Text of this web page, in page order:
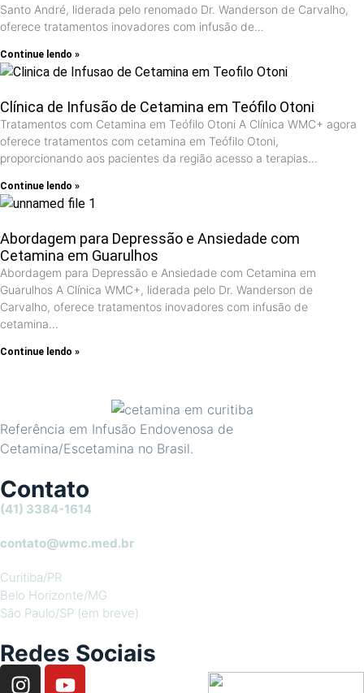
Santo André, liderada pelo renomado Dr. Wanderson de Carvalho,
oferece tratamentos inovadores com infusão de…
Continue lendo »
Clínica de Infusão de Cetamina em Teófilo Otoni
Tratamentos com Cetamina em Teófilo Otoni A Clínica WMC+ agora
oferece tratamentos com cetamina em Teófilo Otoni,
proporcionando aos pacientes da região acesso a terapias…
Continue lendo »
Abordagem para Depressão e Ansiedade com
Cetamina em Guarulhos
Abordagem para Depressão e Ansiedade com Cetamina em
Guarulhos A Clínica WMC+, liderada pelo Dr. Wanderson de
Carvalho, oferece tratamentos inovadores com infusão de
cetamina…
Continue lendo »
Referência em Infusão Endovenosa de
Cetamina/Escetamina no Brasil.
Contato
(41) 3384-1614
contato@wmc.med.br
Curitiba/PR
Belo Horizonte/MG
São Paulo/SP (em breve)
Redes Sociais